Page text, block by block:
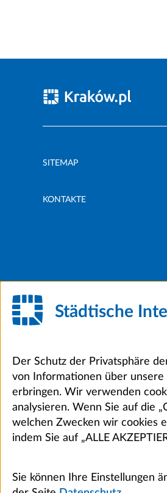
SITEMAP
KONTAKTE
Städtische
Der Schutz der Privatsphäre
von Informationen über
erbringen. Wir verwenden
analysieren. Wenn Sie auf die
welchen Zwecken wir cookies
indem Sie auf „ALLE
Sie können Ihre Einstellungen